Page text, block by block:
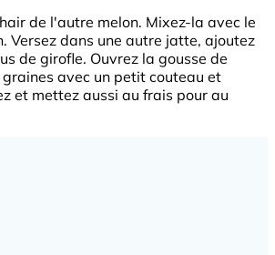
de l'autre melon. Mixez-la avec le
Versez dans une autre jatte, ajoutez
de girofle. Ouvrez la gousse de
avec un petit couteau et
et mettez aussi au frais pour au